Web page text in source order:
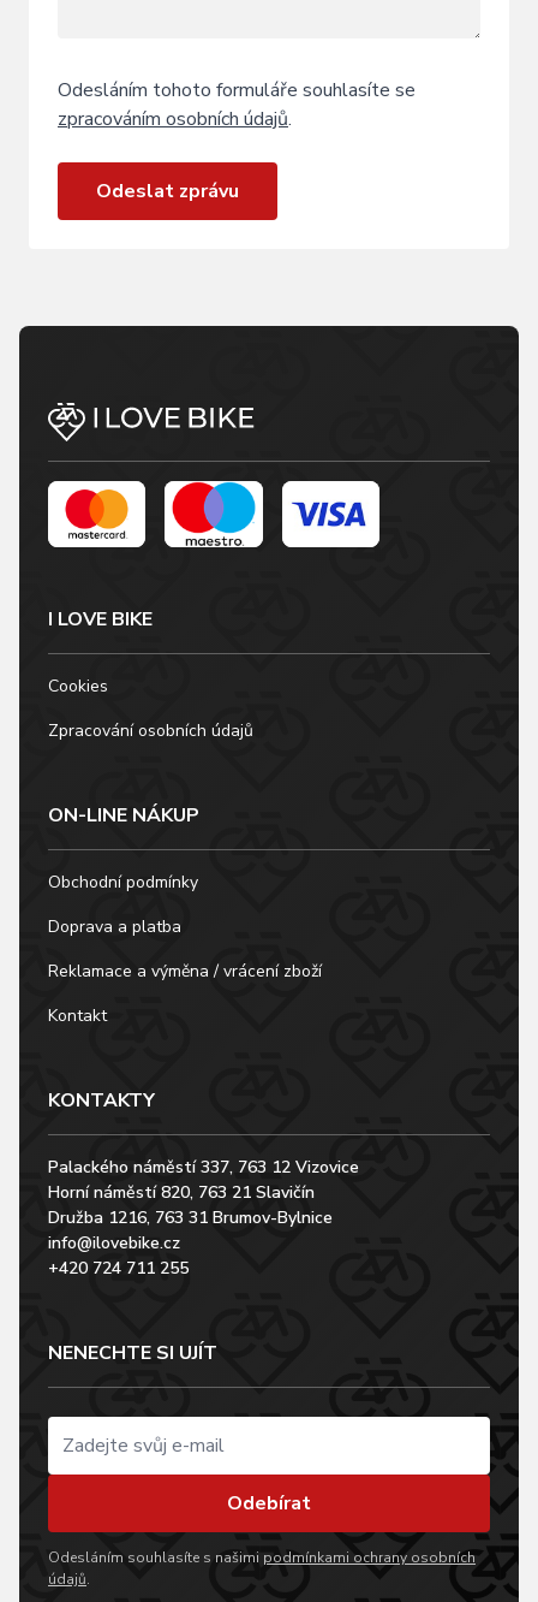
Odesláním tohoto formuláře souhlasíte se
zpracováním osobních údajů.
Odeslat zprávu
I LOVE BIKE
Cookies
Zpracování osobních údajů
ON-LINE NÁKUP
Obchodní podmínky
Doprava a platba
Reklamace a výměna / vrácení zboží
Kontakt
KONTAKTY
Palackého náměstí 337, 763 12 Vizovice
Horní náměstí 820, 763 21 Slavičín
Družba 1216, 763 31 Brumov-Bylnice
info@ilovebike.cz
+420 724 711 255
NENECHTE SI UJÍT
Odebírat
Odesláním souhlasíte s našimi podmínkami ochrany osobních
údajů.